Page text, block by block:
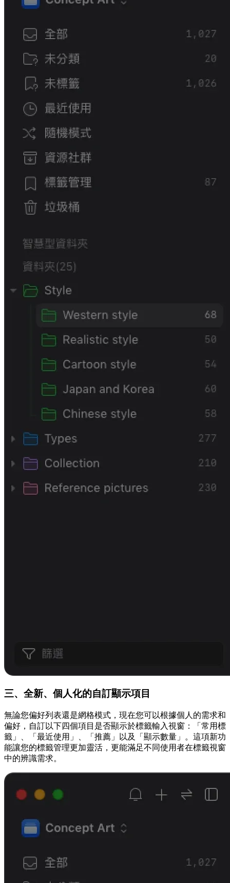
三、全新、個人化的自訂顯示項目
無論您偏好列表還是網格模式，現在您可以根據個人的需求和
偏好，自訂以下四個項目是否顯示於標籤輸入視窗：「常用標
籤」、「最近使用」、「推薦」以及「顯示數量」。這項新功
能讓您的標籤管理更加靈活，更能滿足不同使用者在標籤視窗
中的辨識需求。